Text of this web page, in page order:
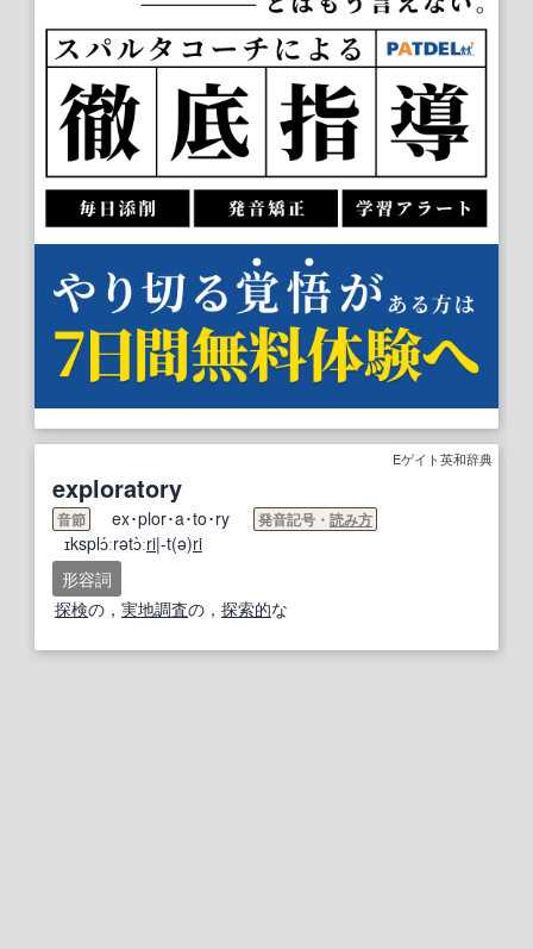
Eゲイト英和辞典
exploratory
音節 ex･plor･a･to･ry 発音記号・ 読み方
ɪksplɔ́ːrətɔ̀ːri|-t(ə)ri
形容詞
探検の， 実地調査の， 探索的な